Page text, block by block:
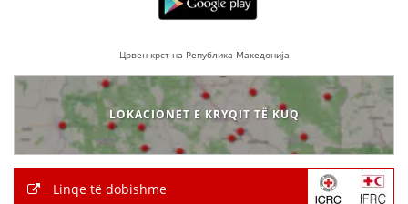
Црвен крст на Република Македонија
LOKACIONET E KRYQIT TË KUQ
Linqe të dobishme